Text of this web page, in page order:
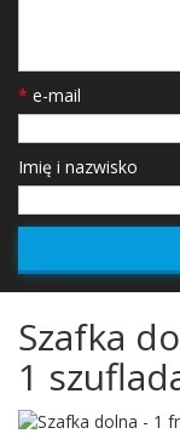
* e-mail
Imię i nazwisko
Szafka
1